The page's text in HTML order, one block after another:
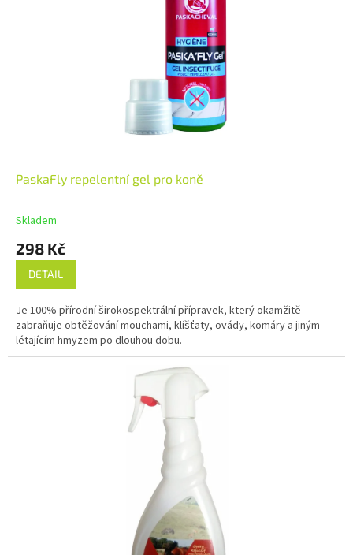
PaskaFly repelentní gel pro koně
Skladem
298 Kč
DETAIL
Je 100% přírodní širokospektrální přípravek, který okamžitě
zabraňuje obtěžování mouchami, klíšťaty, ovády, komáry a jiným
létajícím hmyzem po dlouhou dobu.